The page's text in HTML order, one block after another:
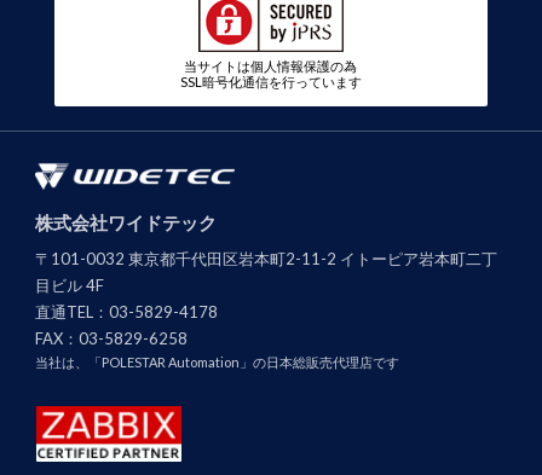
当サイトは個人情報保護の為
SSL暗号化通信を行っています
株式会社ワイドテック
〒101-0032 東京都千代田区岩本町2-11-2 イトーピア岩本町二丁
目ビル 4F
直通TEL：03-5829-4178
FAX：03-5829-6258
当社は、「POLESTAR Automation」の日本総販売代理店です